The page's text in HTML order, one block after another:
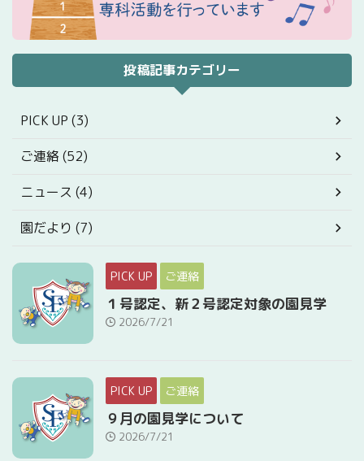
投稿記事カテゴリー
PICK UP (3)
ご連絡 (52)
ニュース (4)
園だより (7)
PICK UP ご連絡
１号認定、新２号認定対象の園見学
2026/7/21
PICK UP ご連絡
９月の園見学について
2026/7/21